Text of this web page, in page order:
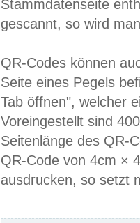
Stammdatenseite
gescannt, so wird
QR-Codes können
Seite eines Pegels
Tab öffnen", welcher
Voreingestellt sind
Seitenlänge des QR-
QR-Code von 4cm ×
ausdrucken, so setzt